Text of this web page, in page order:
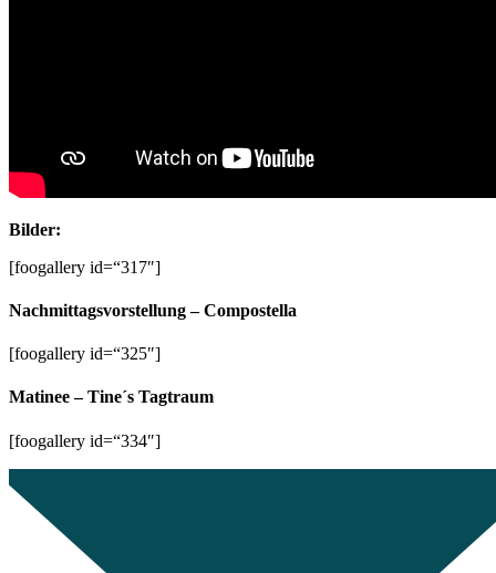
Bilder:
[foogallery id=“317″]
Nachmittagsvorstellung – Compostella
[foogallery id=“325″]
Matinee – Tine´s Tagtraum
[foogallery id=“334″]